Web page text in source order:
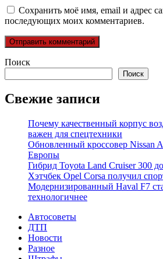
Сохранить моё имя, email и адрес
последующих моих комментариев.
Поиск
Поиск
Свежие записи
Почему качественный корпус
важен для спецтехники
Обновленный кроссовер Nissan
Европы
Гибрид Toyota Land Cruiser 300
Хэтчбек Opel Corsa получил
Модернизированный Haval F7
технологичнее
Автосоветы
ДТП
Новости
Разное